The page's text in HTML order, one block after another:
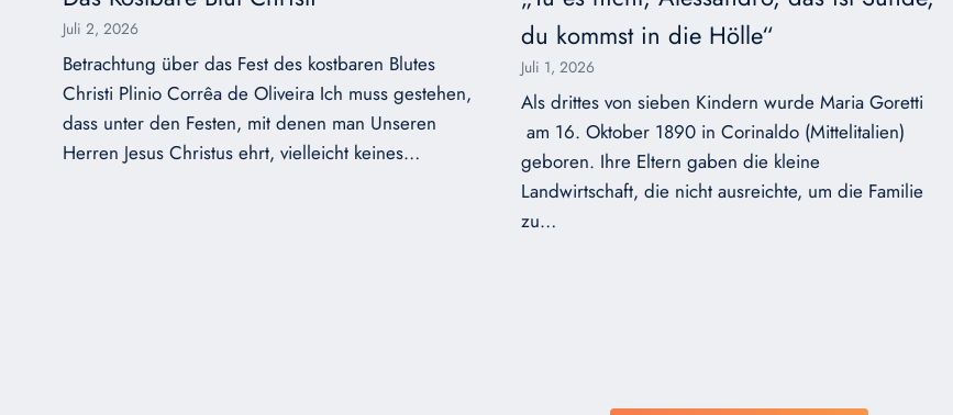
Juli 2, 2026
Betrachtung über das Fest des kostbaren Blutes
Christi Plinio Corrêa de Oliveira Ich muss gestehen,
dass unter den Festen, mit denen man Unseren
Herren Jesus Christus ehrt, vielleicht keines…
du kommst in die Hölle“
Juli 1, 2026
Als drittes von sieben Kindern wurde Maria Goretti
am 16. Oktober 1890 in Corinaldo (Mittelitalien)
geboren. Ihre Eltern gaben die kleine
Landwirtschaft, die nicht ausreichte, um die Familie
zu…